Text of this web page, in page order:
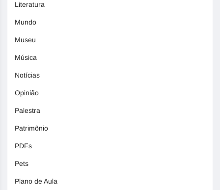
Literatura
Mundo
Museu
Música
Notícias
Opinião
Palestra
Patrimônio
PDFs
Pets
Plano de Aula